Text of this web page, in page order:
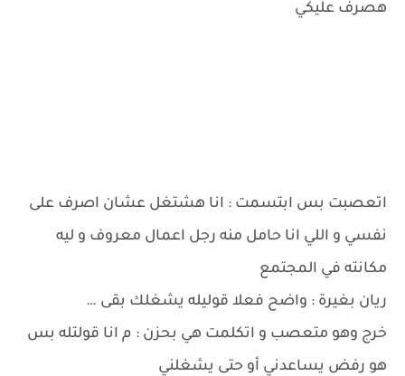
هصرف عليكي
اتعصبت بس ابتسمت : انا هشتغل عشان اصرف على
نفسي و اللي انا حامل منه رجل اعمال معروف و ليه
مكانته في المجتمع
ريان بغيرة : واضح فعلا قوليله يشغلك بقى …
خرج وهو متعصب و اتكلمت هي بحزن : م انا قولتله بس
هو رفض يساعدني أو حتى يشغلني